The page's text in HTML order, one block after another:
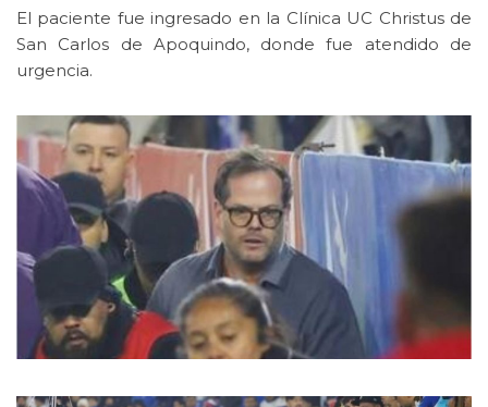
El paciente fue ingresado en la Clínica UC Christus de
San Carlos de Apoquindo, donde fue atendido de
urgencia.